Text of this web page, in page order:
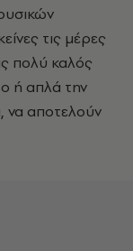
τις μέρες
πολύ καλός
ή απλά την
να αποτελούν